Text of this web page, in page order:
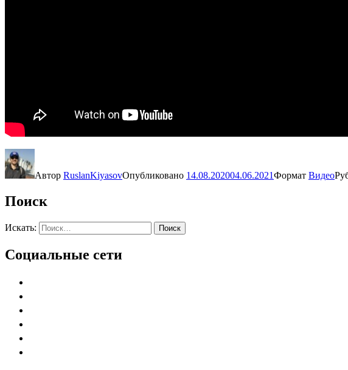
Автор RuslanKiyasovОпубликовано 14.08.202004.06.2021Формат Видео
Поиск
Искать: Поиск
Социальные сети